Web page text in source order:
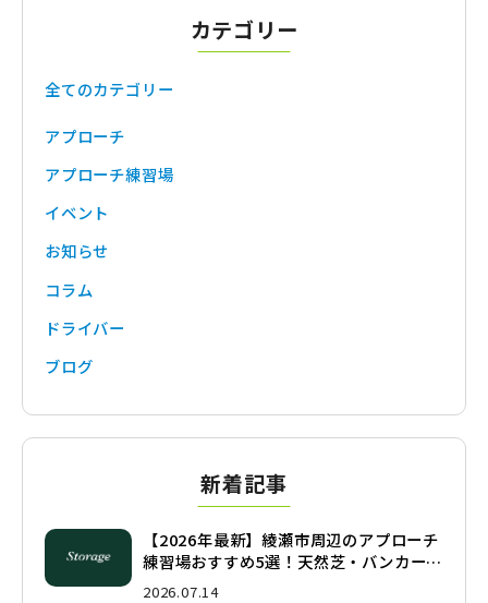
カテゴリー
全てのカテゴリー
アプローチ
アプローチ練習場
イベント
お知らせ
コラム
ドライバー
ブログ
新着記事
【2026年最新】綾瀬市周辺のアプローチ
練習場おすすめ5選！天然芝・バンカー完
備の人気施設を徹底比較
2026.07.14